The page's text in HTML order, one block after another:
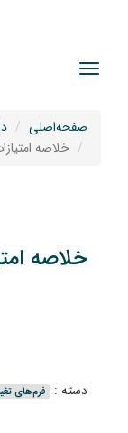
صفحه‌اصلی
خلاصه
خلاصه
دسته : فرم‌های